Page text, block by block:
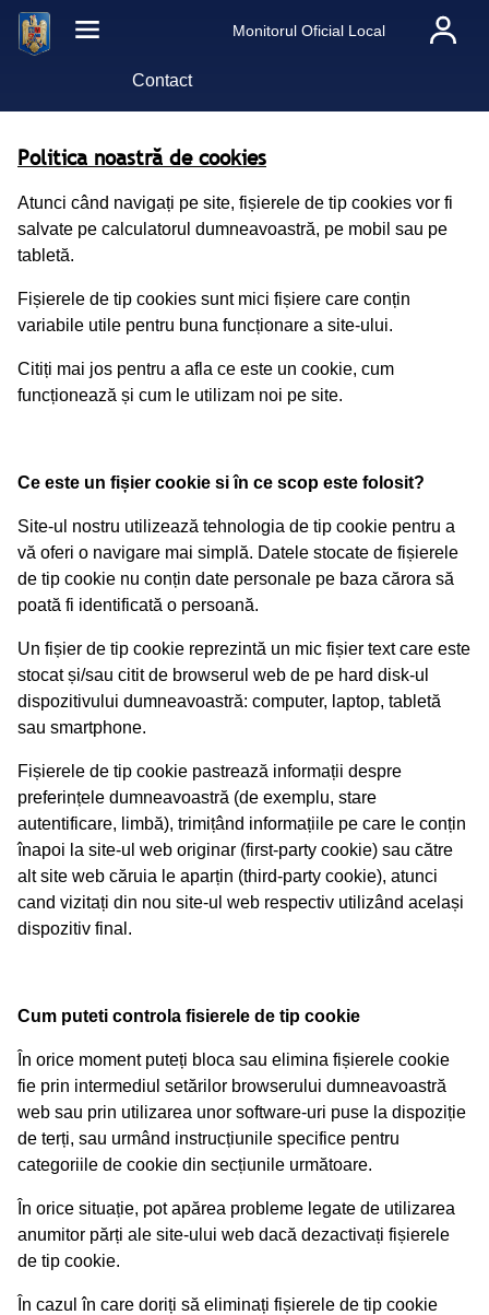
Monitorul Oficial Local
Contact
Politica noastră de cookies
Atunci când navigați pe site, fișierele de tip cookies vor fi
salvate pe calculatorul dumneavoastră, pe mobil sau pe
tabletă.
Fișierele de tip cookies sunt mici fișiere care conțin
variabile utile pentru buna funcționare a site-ului.
Citiți mai jos pentru a afla ce este un cookie, cum
funcționează și cum le utilizam noi pe site.
Ce este un fișier cookie si în ce scop este folosit?
Site-ul nostru utilizează tehnologia de tip cookie pentru a
vă oferi o navigare mai simplă. Datele stocate de fișierele
de tip cookie nu conțin date personale pe baza cărora să
poată fi identificată o persoană.
Un fișier de tip cookie reprezintă un mic fișier text care este
stocat și/sau citit de browserul web de pe hard disk-ul
dispozitivului dumneavoastră: computer, laptop, tabletă
sau smartphone.
Fișierele de tip cookie pastrează informații despre
preferințele dumneavoastră (de exemplu, stare
autentificare, limbă), trimițând informațiile pe care le conțin
înapoi la site-ul web originar (first-party cookie) sau către
alt site web căruia le aparțin (third-party cookie), atunci
cand vizitați din nou site-ul web respectiv utilizând același
dispozitiv final.
Cum puteti controla fisierele de tip cookie
În orice moment puteți bloca sau elimina fișierele cookie
fie prin intermediul setărilor browserului dumneavoastră
web sau prin utilizarea unor software-uri puse la dispoziție
de terți, sau urmând instrucțiunile specifice pentru
categoriile de cookie din secțiunile următoare.
În orice situație, pot apărea probleme legate de utilizarea
anumitor părți ale site-ului web dacă dezactivați fișierele
de tip cookie.
În cazul în care doriți să eliminați fișierele de tip cookie